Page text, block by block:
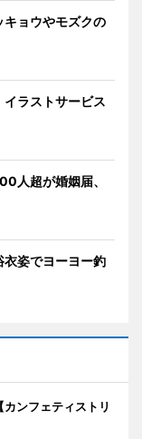
ョウやモズクの
ラストサービス
人超が婚姻届、
姿でヨーヨー釣
ンフェティストリ